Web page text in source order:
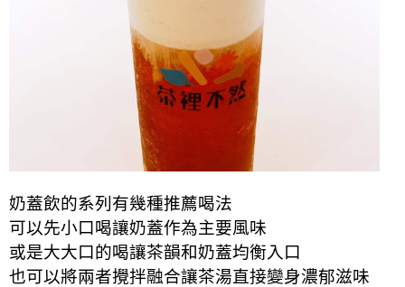
奶蓋飲的系列有幾種推薦喝法
可以先小口喝讓奶蓋作為主要風味
或是大大口的喝讓茶韻和奶蓋均衡入口
也可以將兩者攪拌融合讓茶湯直接變身濃郁滋味